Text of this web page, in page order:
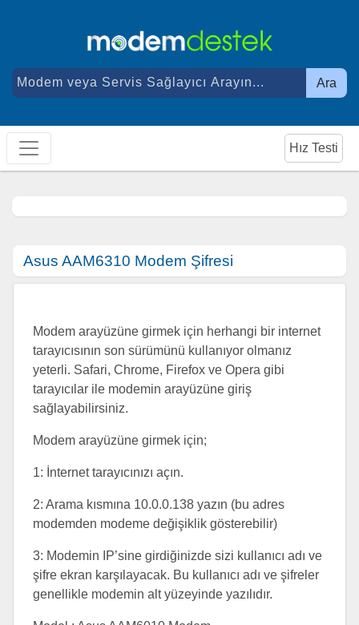
Ara
Hız Testi
Asus AAM6310 Modem Şifresi
Modem arayüzüne girmek için herhangi bir internet
tarayıcısının son sürümünü kullanıyor olmanız
yeterli. Safari, Chrome, Firefox ve Opera gibi
tarayıcılar ile modemin arayüzüne giriş
sağlayabilirsiniz.
Modem arayüzüne girmek için;
1: İnternet tarayıcınızı açın.
2: Arama kısmına 10.0.0.138 yazın (bu adres
modemden modeme değişiklik gösterebilir)
3: Modemin IP’sine girdiğinizde sizi kullanıcı adı ve
şifre ekran karşılayacak. Bu kullanıcı adı ve şifreler
genellikle modemin alt yüzeyinde yazılıdır.